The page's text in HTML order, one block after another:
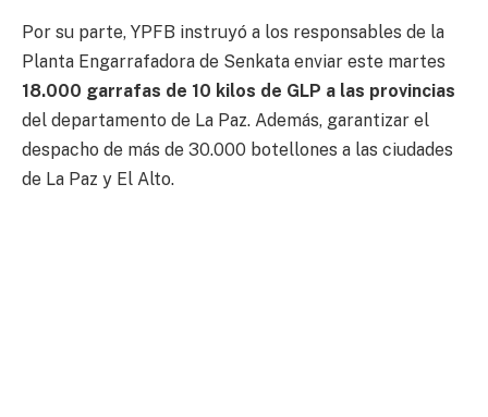
Por su parte, YPFB instruyó a los responsables de la
Planta Engarrafadora de Senkata enviar este martes
18.000 garrafas de 10 kilos de GLP a las provincias
del departamento de La Paz. Además, garantizar el
despacho de más de 30.000 botellones a las ciudades
de La Paz y El Alto.